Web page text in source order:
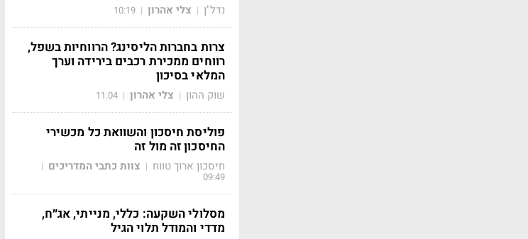
נדל"ן | צלי אהרון |
10:19
צרות בחברות הליסינג? הרווחיות בשפל,
רווחים ממכירת רכבים בירידה וערך
המלאי בסיכון
שוק ההון | צלי אהרון |
11:04
פוליסת חיסכון והשוואת כל מכשירי
החיסכון זה מול זה
חיסכון ארוך טווח | צוות כתבי המדריכים |
09:49
מסלולי השקעה: כללי, מנייתי, אג״ח,
מדדי והמודל תלוי הגיל